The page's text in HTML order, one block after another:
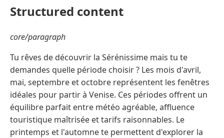
Structured content
core/paragraph
Tu rêves de découvrir la Sérénissime mais tu te
demandes quelle période choisir ? Les mois d'avril,
mai, septembre et octobre représentent les fenêtres
idéales pour partir à Venise. Ces périodes offrent un
équilibre parfait entre météo agréable, affluence
touristique maîtrisée et tarifs raisonnables. Le
printemps et l'automne te permettent d'explorer la